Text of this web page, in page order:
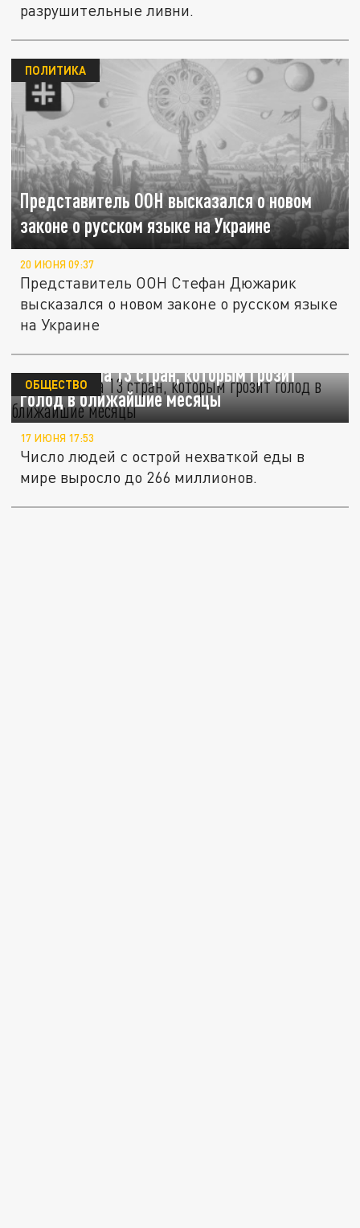
разрушительные ливни.
Представитель ООН высказался о новом
законе о русском языке на Украине
ПОЛИТИКА
20 ИЮНЯ 09:37
Представитель ООН Стефан Дюжарик
высказался о новом законе о русском языке
на Украине
ООН назвала 13 стран, которым грозит
голод в ближайшие месяцы
ОБЩЕСТВО
17 ИЮНЯ 17:53
Число людей с острой нехваткой еды в
мире выросло до 266 миллионов.